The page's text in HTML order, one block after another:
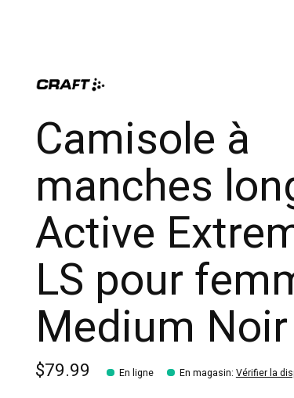
Camisole à
manches
Active
LS pour
Medium Noir
$79.99 En ligne En magasin: Vérifier la